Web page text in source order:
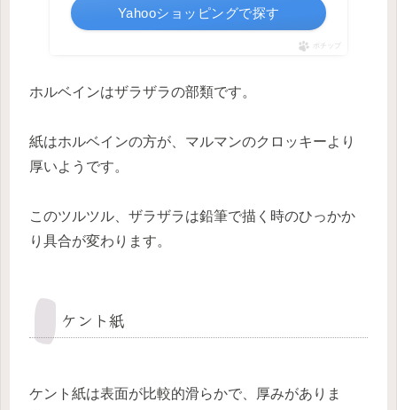
Yahooショッピングで探す
ポチップ
ホルベインはザラザラの部類です。
紙はホルベインの方が、マルマンのクロッキーより
厚いようです。
このツルツル、ザラザラは鉛筆で描く時のひっかか
り具合が変わります。
ケント紙
ケント紙は表面が比較的滑らかで、厚みがありま